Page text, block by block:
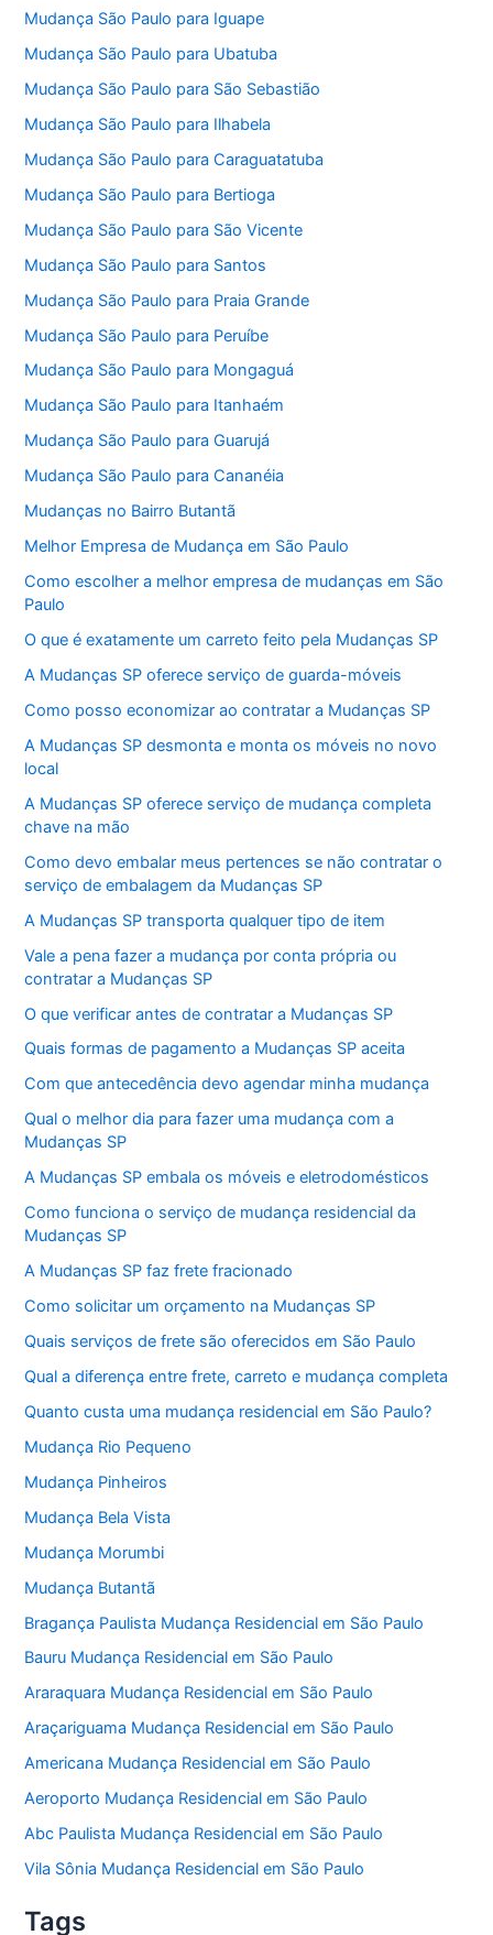
Mudança São Paulo para Iguape
Mudança São Paulo para Ubatuba
Mudança São Paulo para São Sebastião
Mudança São Paulo para Ilhabela
Mudança São Paulo para Caraguatatuba
Mudança São Paulo para Bertioga
Mudança São Paulo para São Vicente
Mudança São Paulo para Santos
Mudança São Paulo para Praia Grande
Mudança São Paulo para Peruíbe
Mudança São Paulo para Mongaguá
Mudança São Paulo para Itanhaém
Mudança São Paulo para Guarujá
Mudança São Paulo para Cananéia
Mudanças no Bairro Butantã
Melhor Empresa de Mudança em São Paulo
Como escolher a melhor empresa de mudanças em São
Paulo
O que é exatamente um carreto feito pela Mudanças SP
A Mudanças SP oferece serviço de guarda-móveis
Como posso economizar ao contratar a Mudanças SP
A Mudanças SP desmonta e monta os móveis no novo
local
A Mudanças SP oferece serviço de mudança completa
chave na mão
Como devo embalar meus pertences se não contratar o
serviço de embalagem da Mudanças SP
A Mudanças SP transporta qualquer tipo de item
Vale a pena fazer a mudança por conta própria ou
contratar a Mudanças SP
O que verificar antes de contratar a Mudanças SP
Quais formas de pagamento a Mudanças SP aceita
Com que antecedência devo agendar minha mudança
Qual o melhor dia para fazer uma mudança com a
Mudanças SP
A Mudanças SP embala os móveis e eletrodomésticos
Como funciona o serviço de mudança residencial da
Mudanças SP
A Mudanças SP faz frete fracionado
Como solicitar um orçamento na Mudanças SP
Quais serviços de frete são oferecidos em São Paulo
Qual a diferença entre frete, carreto e mudança completa
Quanto custa uma mudança residencial em São Paulo?
Mudança Rio Pequeno
Mudança Pinheiros
Mudança Bela Vista
Mudança Morumbi
Mudança Butantã
Bragança Paulista Mudança Residencial em São Paulo
Bauru Mudança Residencial em São Paulo
Araraquara Mudança Residencial em São Paulo
Araçariguama Mudança Residencial em São Paulo
Americana Mudança Residencial em São Paulo
Aeroporto Mudança Residencial em São Paulo
Abc Paulista Mudança Residencial em São Paulo
Vila Sônia Mudança Residencial em São Paulo
Tags